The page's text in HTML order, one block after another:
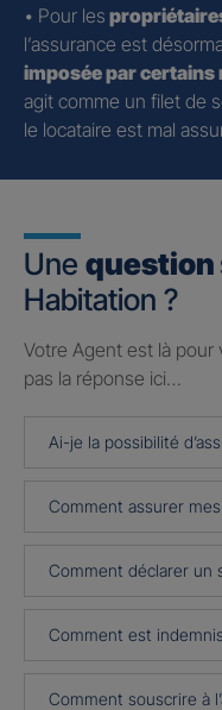
• Pour les
l’assurance est
imposée par
agit comme un filet de
le locataire est mal
Une question
Habitation ?
Votre Agent est là
pas la réponse ici…
Ai-je la possibilité
Comment assurer
Comment déclarer un
Comment est
Comment souscrire à